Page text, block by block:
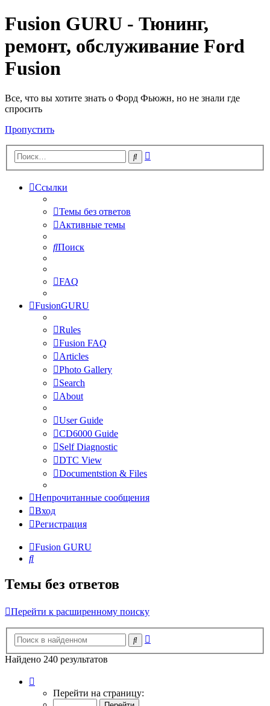
Fusion GURU - Тюнинг,
ремонт, обслуживание Ford
Fusion
Все, что вы хотите знать о Форд Фьюжн, но не знали где
спросить
Пропустить
Поиск
Ссылки
Темы без ответов
Активные темы
Поиск
FAQ
FusionGURU
Rules
Fusion FAQ
Articles
Photo Gallery
Search
About
User Guide
CD6000 Guide
Self Diagnostic
DTC View
Documentstion & Files
Непрочитанные сообщения
Вход
Регистрация
Fusion GURU
Поиск
Темы без ответов
Перейти к расширенному поиску
Поиск
Найдено 240 результатов
Перейти на страницу: